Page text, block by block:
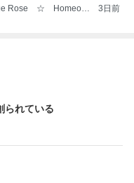
Rose ☆ Homeop
3日前
られている